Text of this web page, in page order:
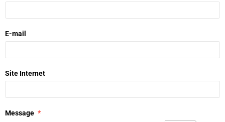
E-mail
Site Internet
Message